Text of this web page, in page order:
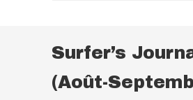
Surfer’s
(Août-